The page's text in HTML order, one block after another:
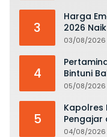
3
Harga
2026
Juta
03/08/2026
4
Bintuni
dan LPG
05/08/2026
5
Kapolres
Pengajar
Hukum
04/08/2026